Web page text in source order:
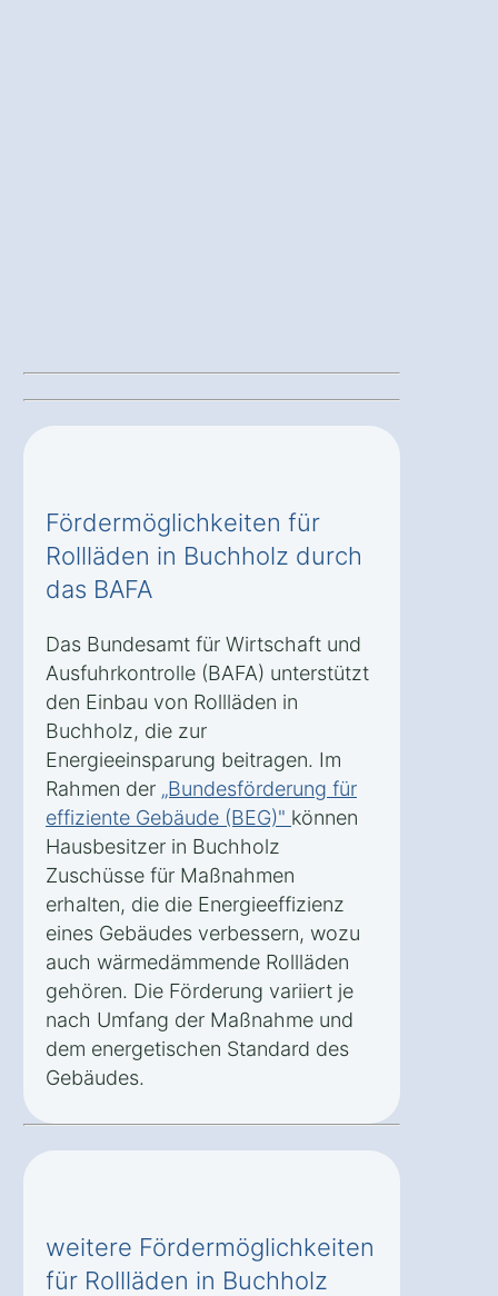
Fördermöglichkeiten für
Rollläden in Buchholz durch
das BAFA
Das Bundesamt für Wirtschaft und
Ausfuhrkontrolle (BAFA) unterstützt
den Einbau von Rollläden in
Buchholz, die zur
Energieeinsparung beitragen. Im
Rahmen der „Bundesförderung für
effiziente Gebäude (BEG)" können
Hausbesitzer in Buchholz
Zuschüsse für Maßnahmen
erhalten, die die Energieeffizienz
eines Gebäudes verbessern, wozu
auch wärmedämmende Rollläden
gehören. Die Förderung variiert je
nach Umfang der Maßnahme und
dem energetischen Standard des
Gebäudes.
weitere Fördermöglichkeiten
für Rollläden in Buchholz